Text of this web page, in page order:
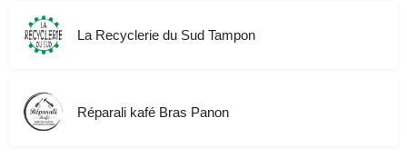
La Recyclerie du Sud Tampon
Réparali kafé Bras Panon